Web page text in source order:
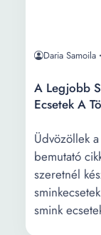
Daria Samoila
A Legjobb
Ecsetek A
Üdvözöllek
bemutató
szeretnél
smink